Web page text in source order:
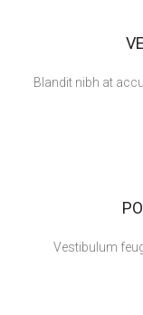
Blandit nibh at
Vestibulum